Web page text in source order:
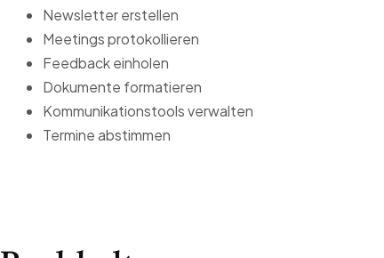
Newsletter erstellen
Meetings protokollieren
Feedback einholen
Dokumente formatieren
Kommunikationstools verwalten
Termine abstimmen